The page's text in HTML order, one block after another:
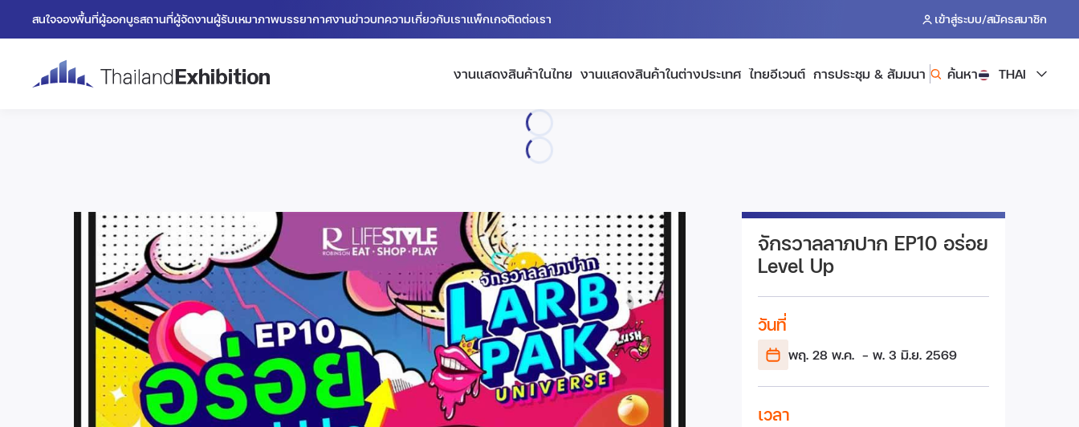
สนใจจองพื้นที่ผู้ออกบูธสถานที่ผู้จัดงานผู้รับเหมาภาพบรรยากาศงานข่าวบทความเกี่ยวกับเราแพ็กเกจติดต่อเรา เข้าสู่ระบบ/สมัครสมาชิก
งานแสดงสินค้าในไทย งานแสดงสินค้าในต่างประเทศ ไทยอีเวนต์ การประชุม & สัมมนา ค้นหา THAI
จักรวาลลาภปาก EP10 อร่อย
Level Up
วันที่
พฤ. 28 พ.ค. - พ. 3 มิ.ย. 2569
เวลา